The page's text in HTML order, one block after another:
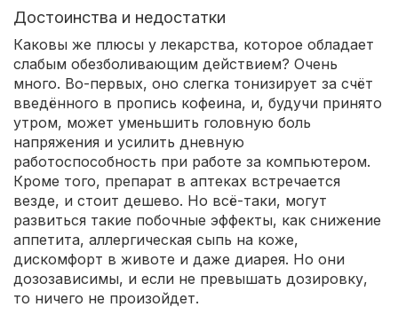
Достоинства и недостатки
Каковы же плюсы у лекарства, которое обладает
слабым обезболивающим действием? Очень
много. Во-первых, оно слегка тонизирует за счёт
введённого в пропись кофеина, и, будучи принято
утром, может уменьшить головную боль
напряжения и усилить дневную
работоспособность при работе за компьютером.
Кроме того, препарат в аптеках встречается
везде, и стоит дешево. Но всё-таки, могут
развиться такие побочные эффекты, как снижение
аппетита, аллергическая сыпь на коже,
дискомфорт в животе и даже диарея. Но они
дозозависимы, и если не превышать дозировку,
то ничего не произойдет.